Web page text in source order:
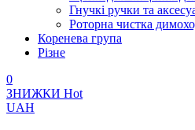
Гнучкі ручки та
Роторна чистка
Коренева група
Різне
0
ЗНИЖКИ Hot
UAH